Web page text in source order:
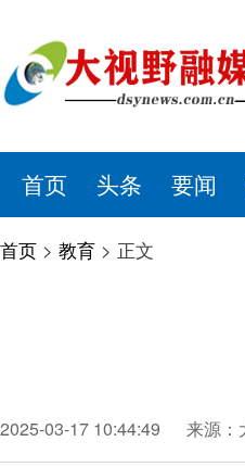
首页 头条 要闻
首页 > 教育 > 正文
2025-03-17 10:44:49 来源：